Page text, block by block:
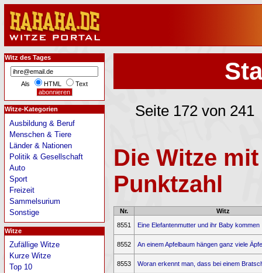
Seite 172 von 241
Die Witze
Punktzahl
Nr.
Witz
8551
Eine Elefantenmutter und ihr Baby kommen
8552 An einem Apfelbaum hängen ganz viele
8553 Woran erkennt man, dass bei einem
Witz des Tages
Als HTML Text
Witze-Kategorien
Ausbildung & Beruf
Menschen & Tiere
Länder & Nationen
Politik & Gesellschaft
Auto
Sport
Freizeit
Sammelsurium
Sonstige
Witze
Zufällige Witze
Kurze Witze
Top 10